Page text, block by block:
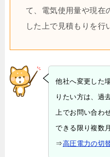
て、電気使用量や現在
した上で見積もりを行
他社へ変更した
りたい方は、過
上でお問い合わ
できる限り複数
⇒高圧電力の切